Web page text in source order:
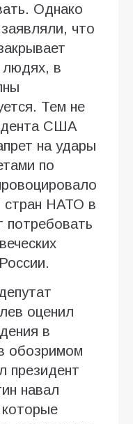
Однако
что
в
Тем не
США
на удары
по
стран НАТО в
потребовать
оценил
в
обозримом
президент
навал